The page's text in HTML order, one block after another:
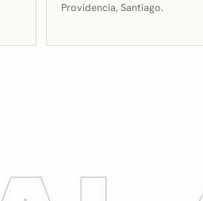
Providencia, Santiago.